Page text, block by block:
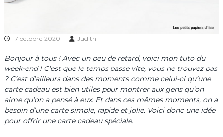
17 octobre 2020 Judith
Bonjour à tous ! Avec un peu de retard, voici mon tuto du
week-end ! C’est que le temps passe vite, vous ne trouvez pas
? C’est d’ailleurs dans des moments comme celui-ci qu’une
carte cadeau est bien utiles pour montrer aux gens qu’on
aime qu’on a pensé à eux. Et dans ces mêmes moments, on a
besoin d’une carte simple, rapide et jolie. Voici donc une idée
pour offrir une carte cadeau spéciale.